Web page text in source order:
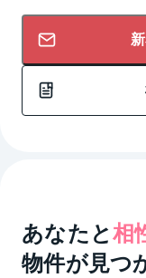
あなたと相
物件が見つ